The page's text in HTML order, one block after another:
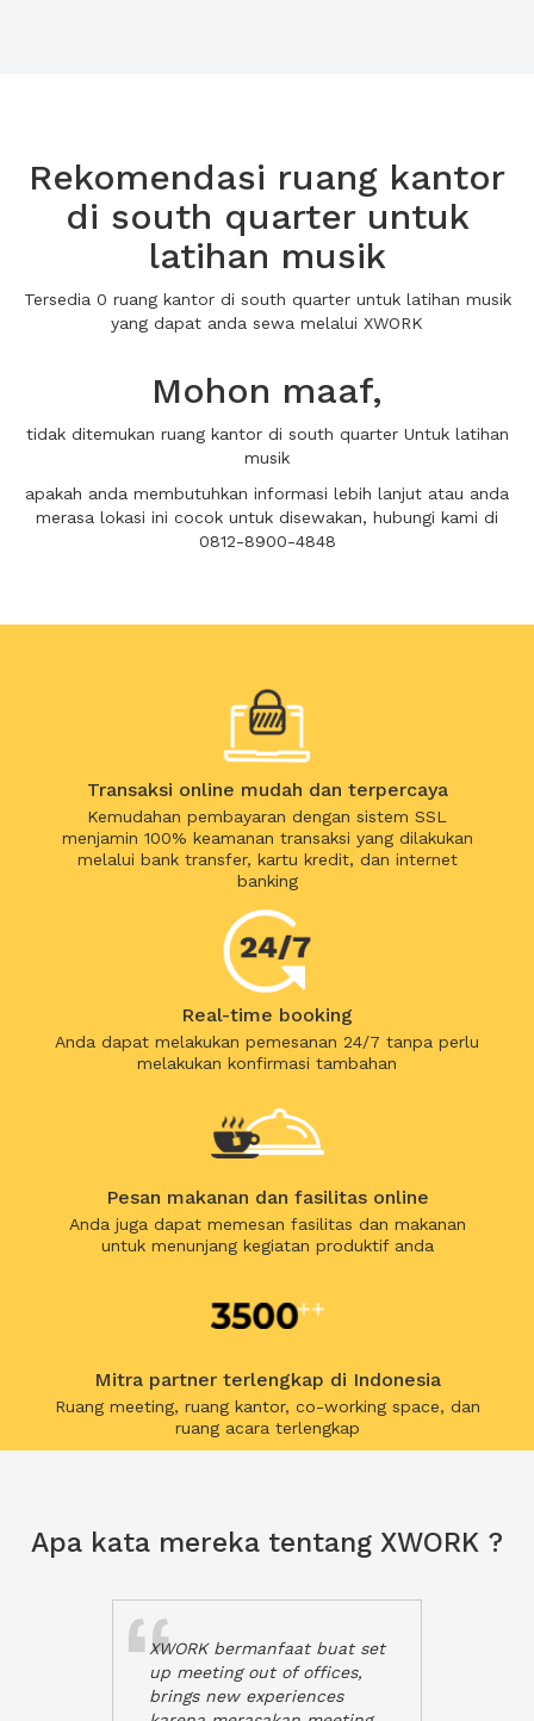
Rekomendasi ruang kantor
di south quarter untuk
latihan musik
Tersedia 0 ruang kantor di south quarter untuk latihan musik
yang dapat anda sewa melalui XWORK
Mohon maaf,
tidak ditemukan ruang kantor di south quarter Untuk latihan
musik
apakah anda membutuhkan informasi lebih lanjut atau anda
merasa lokasi ini cocok untuk disewakan, hubungi kami di
0812-8900-4848
Transaksi online mudah dan terpercaya
Kemudahan pembayaran dengan sistem SSL
menjamin 100% keamanan transaksi yang dilakukan
melalui bank transfer, kartu kredit, dan internet
banking
Real-time booking
Anda dapat melakukan pemesanan 24/7 tanpa perlu
melakukan konfirmasi tambahan
Pesan makanan dan fasilitas online
Anda juga dapat memesan fasilitas dan makanan
untuk menunjang kegiatan produktif anda
Mitra partner terlengkap di Indonesia
Ruang meeting, ruang kantor, co-working space, dan
ruang acara terlengkap
Apa kata mereka tentang XWORK ?
XWORK bermanfaat buat set
up meeting out of offices,
brings new experiences